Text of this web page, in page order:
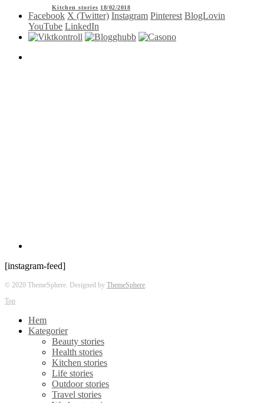
Kitchen stories 18/02/2018
Facebook X (Twitter) Instagram Pinterest BlogLovin
YouTube LinkedIn
[instagram-feed]
© 2020 ThemeSphere. Designed by ThemeSphere
Top
Hem
Kategorier
Beauty stories
Health stories
Kitchen stories
Life stories
Outdoor stories
Travel stories